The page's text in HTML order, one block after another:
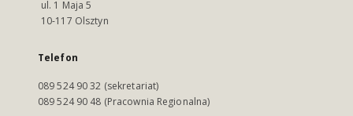
ul. 1 Maja 5
10-117 Olsztyn
Telefon
089 524 90 32 (sekretariat)
089 524 90 48 (Pracownia Regionalna)